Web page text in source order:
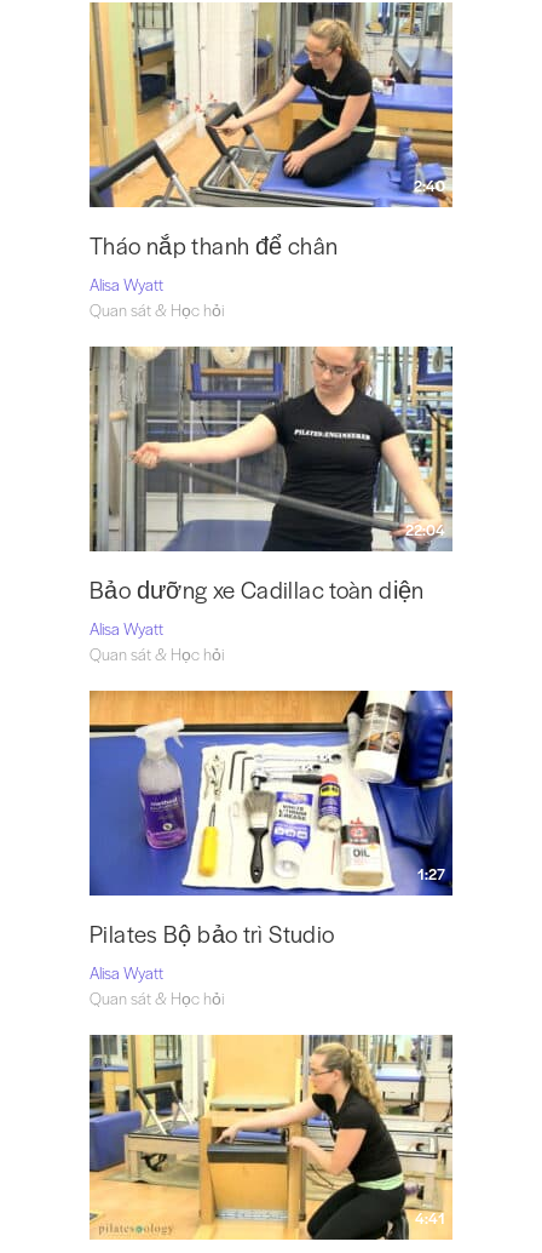
2:40
Tháo nắp thanh để chân
Alisa Wyatt
Quan sát & Học hỏi
22:04
Bảo dưỡng xe Cadillac toàn diện
Alisa Wyatt
Quan sát & Học hỏi
1:27
Pilates Bộ bảo trì Studio
Alisa Wyatt
Quan sát & Học hỏi
4:41